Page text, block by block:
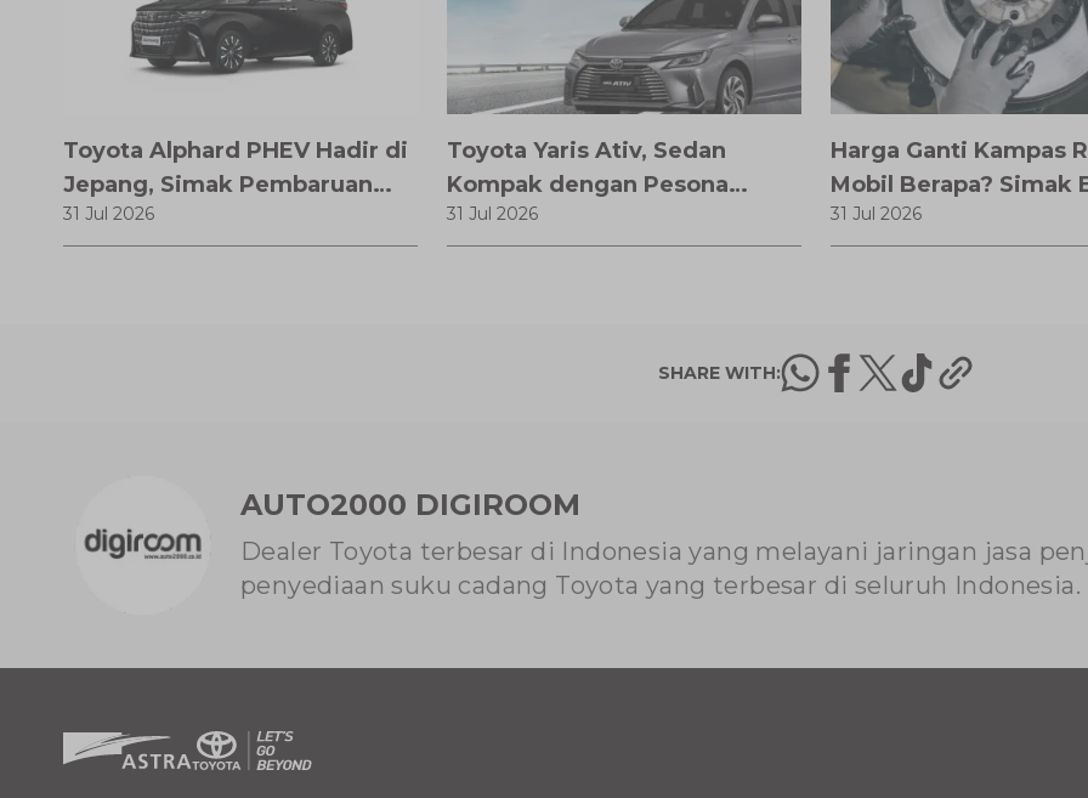
Toyota Alphard PHEV Hadir di
Jepang, Simak Pembaruan
dan Fitur Premiumnya
31 Jul 2026
Toyota Yaris Ativ, Sedan
Kompak dengan Pesona
Modern
31 Jul 2026
Harga Ganti Kampas
Mobil Berapa? Simak
Biaya, Tanda Harus
dan Tips Menghemat
31 Jul 2026
SHARE WITH:
AUTO2000 DIGIROOM
Dealer Toyota terbesar di Indonesia yang melayani jaringan jasa
penyediaan suku cadang Toyota yang terbesar di seluruh Indonesia.